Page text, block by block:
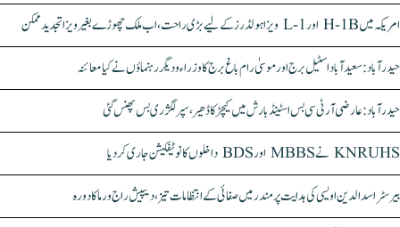
امریکہ میں H-1B اور L-1 ویزا ہولڈرز کے لیے بڑی راحت، اب ملک چھوڑے بغیر ویزا تجدید ممکن
حیدرآباد: سعیدآباد اسٹیل برج اور موسیٰ رام باغ برج کا وزراء و دیگر رہنماؤں نے کیا معائنہ
حیدرآباد: عارضی آر ٹی سی بس اسٹینڈ بارش میں کیچڑ کا ڈھیر، سپر لگژری بس پھنس گئی
KNRUHS نے MBBS اور BDS داخلوں کا نوٹیفکیشن جاری کر دیا
بیرسٹر اسدالدین اویسی کی ہدایت پر مندر میں صفائی کے انتظامات تیز، دیپیش راج ورما کا دورہ